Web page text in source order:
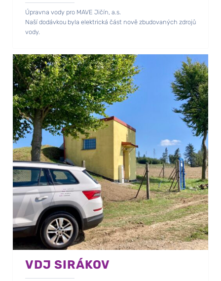
Úpravna vody pro MAVE Jičín, a.s.
Naší dodávkou byla elektrická část nově zbudovaných zdrojů
vody.
VDJ SIRÁKOV